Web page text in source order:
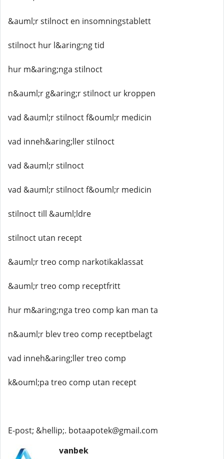
&auml;r stilnoct en insomningstablett
stilnoct hur l&aring;ng tid
hur m&aring;nga stilnoct
n&auml;r g&aring;r stilnoct ur kroppen
vad &auml;r stilnoct f&ouml;r medicin
vad inneh&aring;ller stilnoct
vad &auml;r stilnoct
vad &auml;r stilnoct f&ouml;r medicin
stilnoct till &auml;ldre
stilnoct utan recept
&auml;r treo comp narkotikaklassat
&auml;r treo comp receptfritt
hur m&aring;nga treo comp kan man ta
n&auml;r blev treo comp receptbelagt
vad inneh&aring;ller treo comp
k&ouml;pa treo comp utan recept
E-post; &hellip;. botaapotek@gmail.com
vanbek